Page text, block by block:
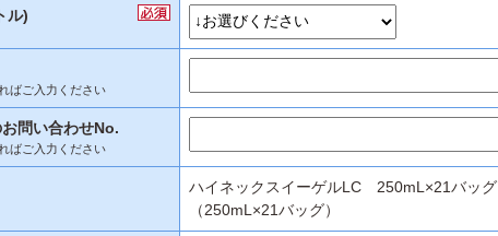
ル)
ばご入力ください
問い合わせNo.
ばご入力ください
ハイネックスイーゲルLC 250mL×21バッグ
（250mL×21バッグ）